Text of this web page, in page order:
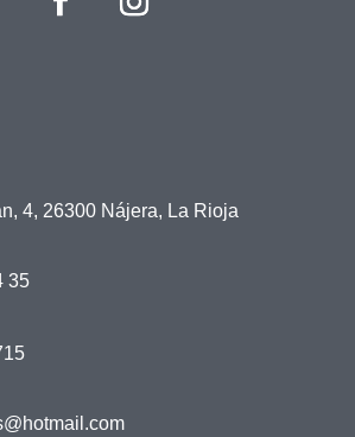
4, 26300 Nájera, La Rioja
35